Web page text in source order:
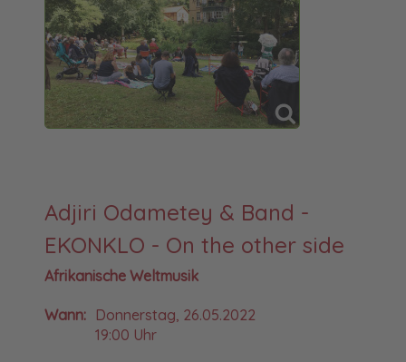
Adjiri Odametey & Band -
EKONKLO - On the other side
Afrikanische Weltmusik
Wann: Donnerstag, 26.05.2022
19:00 Uhr